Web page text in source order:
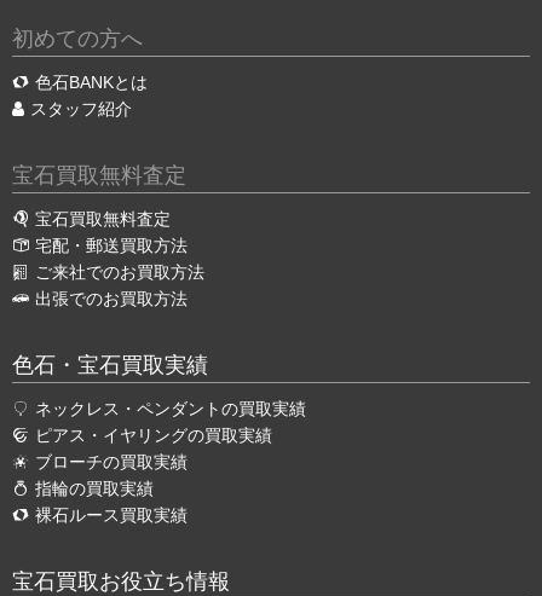
初めての方へ
色石BANKとは
スタッフ紹介
宝石買取無料査定
宝石買取無料査定
宅配・郵送買取方法
ご来社でのお買取方法
出張でのお買取方法
色石・宝石買取実績
ネックレス・ペンダントの買取実績
ピアス・イヤリングの買取実績
ブローチの買取実績
指輪の買取実績
裸石ルース買取実績
宝石買取お役立ち情報